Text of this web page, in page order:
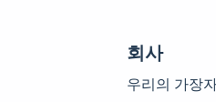
회사
우리의 가장